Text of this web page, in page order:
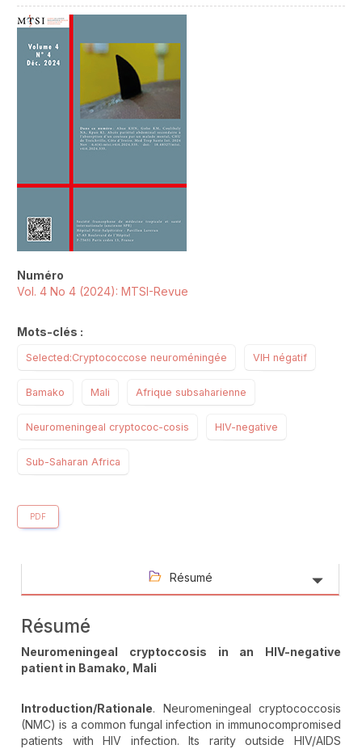
Numéro
Vol. 4 No 4 (2024): MTSI-Revue
Mots-clés :
Selected:Cryptococcose neuroméningée VIH négatif
Bamako Mali Afrique subsaharienne
Neuromeningeal cryptococ-cosis HIV-negative
Sub-Saharan Africa
PDF
Résumé
Résumé
Neuromeningeal cryptoccosis in an HIV-negative
patient in Bamako, Mali
Introduction/Rationale. Neuromeningeal cryptococcosis
(NMC) is a common fungal infection in immunocompromised
patients with HIV infection. Its rarity outside HIV/AIDS